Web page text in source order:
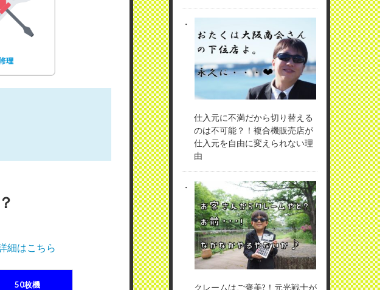
細はこちら
50枚機
仕入元に不満だから切り替える
のは不可能？！複合機販売店が
仕入元を自由に変えられない理
由
クレームはご褒美?！元光戦士が